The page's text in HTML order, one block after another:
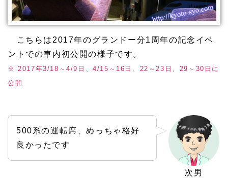
こちらは2017年のグランドー分1周年の記念イベ
ントでの車内初公開の様子です。
※ 2017年3/18～4/9日、4/15～16日、22～23日、29～30日に
公開
次男
500系の運転席、めっちゃ格好
良かったです